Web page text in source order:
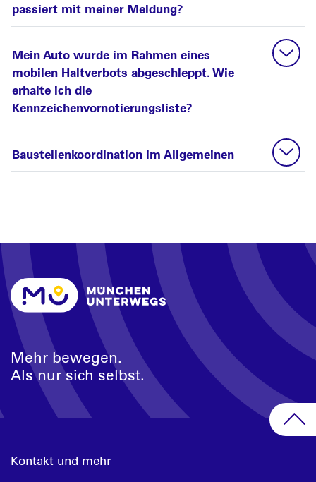
passiert mit meiner Meldung?
Mein Auto wurde im Rahmen eines
mobilen Haltverbots abgeschleppt. Wie
erhalte ich die
Kennzeichenvornotierungsliste?
Baustellenkoordination im Allgemeinen
Mehr bewegen.
Als nur sich selbst.
Kontakt und mehr